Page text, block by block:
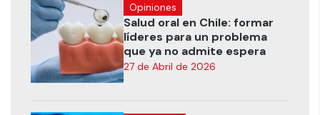
Opiniones
Salud oral en Chile: formar
líderes para un problema
que ya no admite espera
27 de Abril de 2026